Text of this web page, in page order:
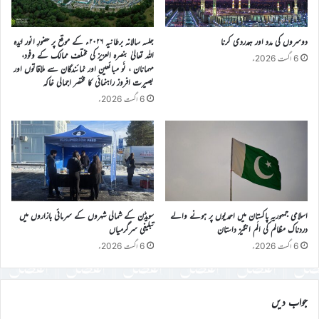
دوسروں کی مدد اور ہمدردی کرنا
6 اگست 2026ء
جلسہ سالانہ برطانیہ ۲۰۲۶ء کے موقع پر حضورِ انور ایّدہ
الله تعالیٰ بنصرہ العزیز کی مختلف ممالک کے وفود،
مہمانان ، نَو مبائعین اور نمائندگان سے ملاقاتوں اور
بصیرت افروز راہنمائی کا مختصر اجمالی خاکہ
6 اگست 2026ء
اسلامی جمہوریہ پاکستان میں احمدیوں پر ہونے والے
دردناک مظالم کی الَم انگیز داستان
6 اگست 2026ء
سویڈن کے شمالی شہروں کے سرمائی بازاروں میں
تبلیغی سرگرمیاں
6 اگست 2026ء
جواب دیں